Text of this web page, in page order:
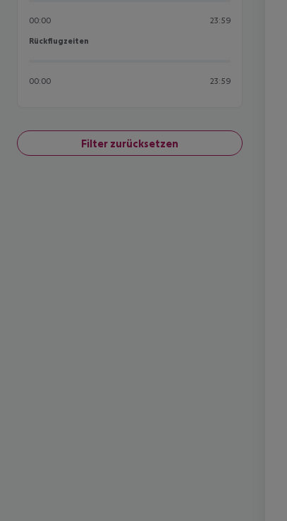
00:00 23:59
Rückflugzeiten
Rückflugzeiten
00:00 23:59
Filter zurücksetzen